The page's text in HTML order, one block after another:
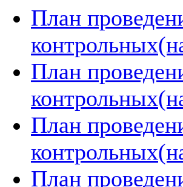
План
План
План
План